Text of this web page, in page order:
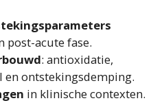
post-acute fase.
: antioxidatie,
ontstekingsdemping.
in klinische contexten.